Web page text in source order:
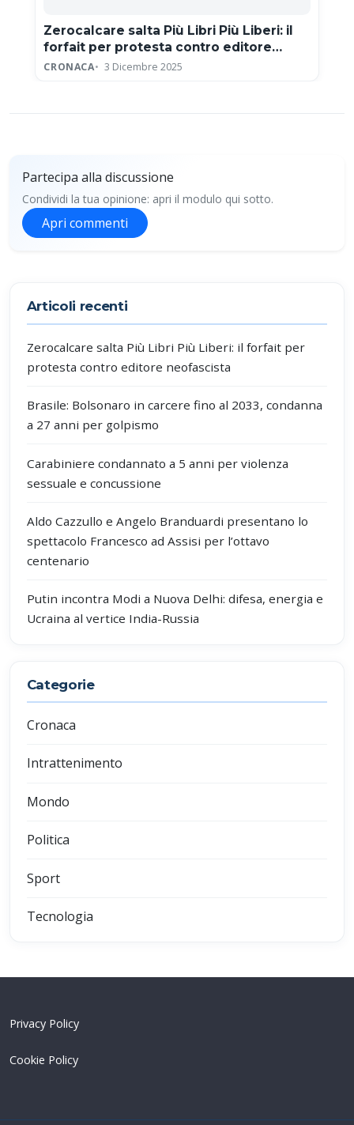
Zerocalcare salta Più Libri Più Liberi: il
forfait per protesta contro editore
neofascista
CRONACA 3 Dicembre 2025
Partecipa alla discussione
Condividi la tua opinione: apri il modulo qui sotto.
Apri commenti
Articoli recenti
Zerocalcare salta Più Libri Più Liberi: il forfait per
protesta contro editore neofascista
Brasile: Bolsonaro in carcere fino al 2033, condanna
a 27 anni per golpismo
Carabiniere condannato a 5 anni per violenza
sessuale e concussione
Aldo Cazzullo e Angelo Branduardi presentano lo
spettacolo Francesco ad Assisi per l’ottavo
centenario
Putin incontra Modi a Nuova Delhi: difesa, energia e
Ucraina al vertice India-Russia
Categorie
Cronaca
Intrattenimento
Mondo
Politica
Sport
Tecnologia
Privacy Policy
Cookie Policy